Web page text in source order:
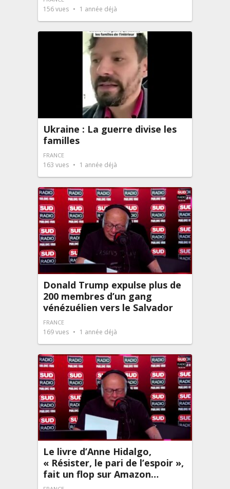
156vues 1 année déjà
Ukraine : La guerre divise les
familles
FRANCE
163 vues 1 année déjà
Donald Trump expulse plus de
200 membres d’un gang
vénézuélien vers le Salvador
FRANCE
169vues 1 année déjà
Le livre d’Anne Hidalgo,
« Résister, le pari de l’espoir »,
fait un flop sur Amazon…